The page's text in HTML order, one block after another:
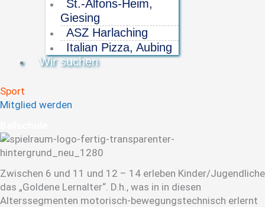
St.-Alfons-Heim,
Giesing
ASZ Harlaching
Italian Pizza, Aubing
Wir suchen
Sport
Mitglied werden
Zwischen 6 und 11 und 12 – 14 erleben Kinder/Jugendliche
das „Goldene Lernalter“. D.h., was in in diesen
Alterssegmenten motorisch-bewegungstechnisch erlernt